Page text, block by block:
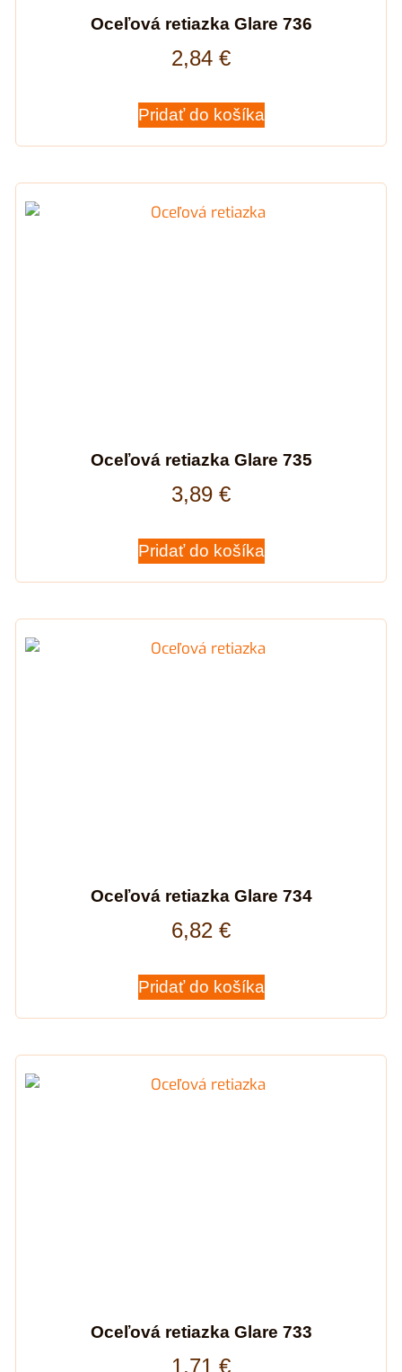
Oceľová retiazka Glare 736
2,84 €
Pridať do košíka
Oceľová retiazka Glare 735
3,89 €
Pridať do košíka
Oceľová retiazka Glare 734
6,82 €
Pridať do košíka
Oceľová retiazka Glare 733
1,71 €